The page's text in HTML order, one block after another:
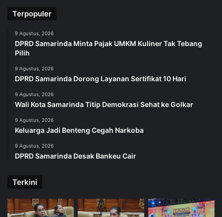
Terpopuler
9 Agustus, 2026
DPRD Samarinda Minta Pajak UMKM Kuliner Tak Tebang
Pilih
9 Agustus, 2026
DPRD Samarinda Dorong Layanan Sertifikat 10 Hari
9 Agustus, 2026
Wali Kota Samarinda Titip Demokrasi Sehat ke Golkar
9 Agustus, 2026
Keluarga Jadi Benteng Cegah Narkoba
9 Agustus, 2026
DPRD Samarinda Desak Bankeu Cair
Terkini